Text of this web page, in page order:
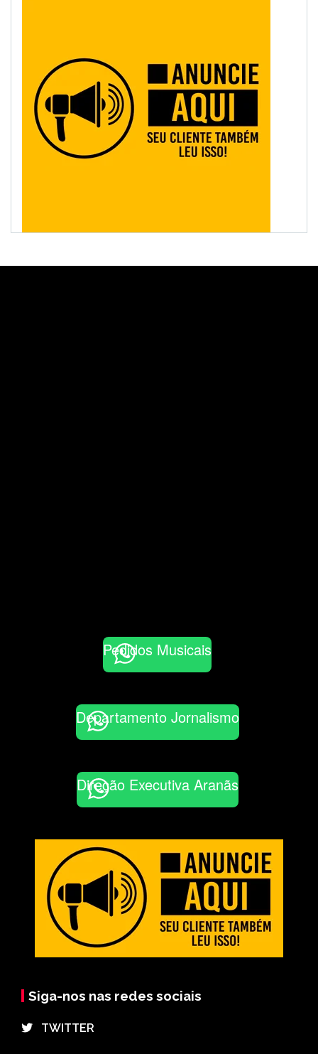
Pedidos Musicais
Departamento Jornalismo
Direção Executiva Aranãs
Siga-nos nas redes sociais
⠀TWITTER